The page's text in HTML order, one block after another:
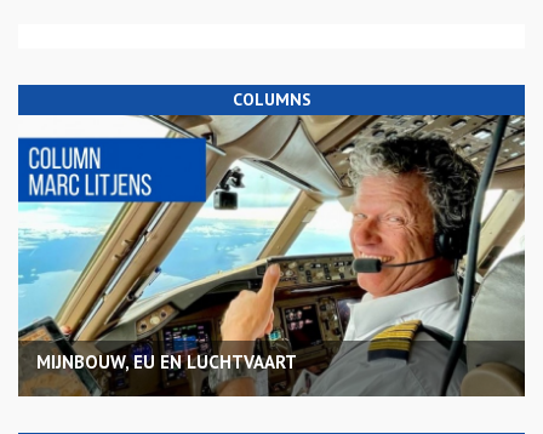
COLUMNS
MIJNBOUW, EU EN LUCHTVAART